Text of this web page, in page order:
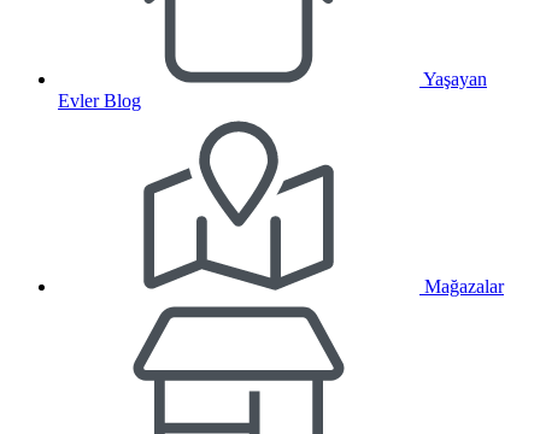
Yaşayan
Evler Blog
Mağazalar